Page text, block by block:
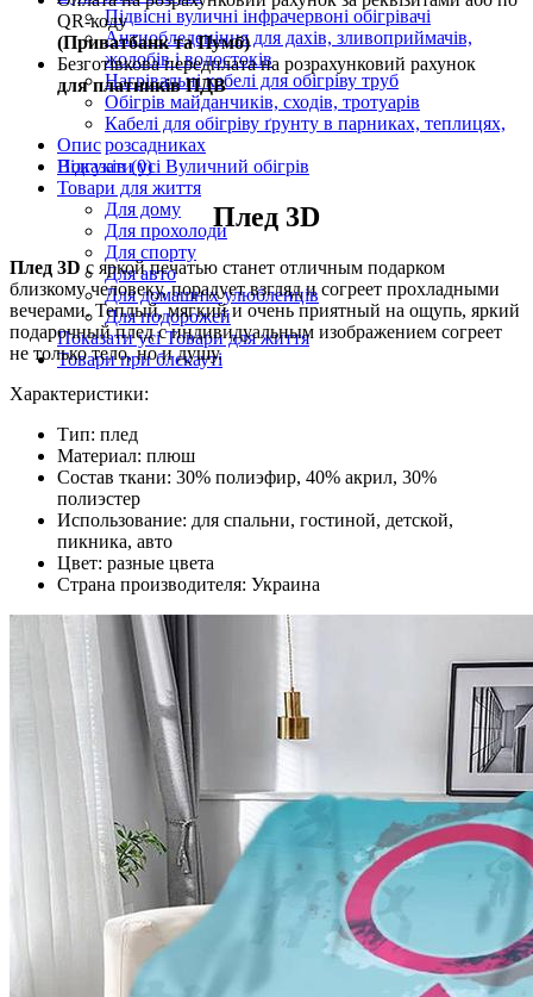
Підвісні вуличні інфрачервоні обігрівачі
Антиобледеніння для дахів, зливоприймачів,
жолобів і водостоків
Нагрівальні кабелі для обігріву труб
Обігрів майданчиків, сходів, тротуарів
Кабелі для обігріву ґрунту в парниках, теплицях,
розсадниках
Показати усі Вуличний обігрів
Товари для життя
Для дому
Для прохолоди
Для спорту
Для авто
Для домашніх улюбленців
Для подорожей
Показати усі Товари для життя
Товари при блєкауті
QR-коду
(Приватбанк та Пумб)
Безготівкова передплата на розрахунковий рахунок
для платників ПДВ
Опис
Відгуків (0)
Плед 3D
Плед 3D с яркой печатью станет отличным подарком
близкому человеку, порадует взгляд и согреет прохладными
вечерами. Теплый, мягкий и очень приятный на ощупь, яркий
подарочный плед с индивидуальным изображением согреет
не только тело, но и душу.
Характеристики:
Тип: плед
Материал: плюш
Состав ткани: 30% полиэфир, 40% акрил, 30%
полиэстер
Использование: для спальни, гостиной, детской,
пикника, авто
Цвет: разные цвета
Страна производителя: Украина